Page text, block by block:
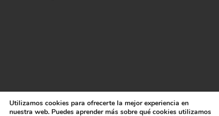
© 2026La Huella Digital– Todos los derechos reservados
Utilizamos cookies para ofrecerte la mejor experiencia en
nuestra web. Puedes aprender más sobre qué cookies utilizamos